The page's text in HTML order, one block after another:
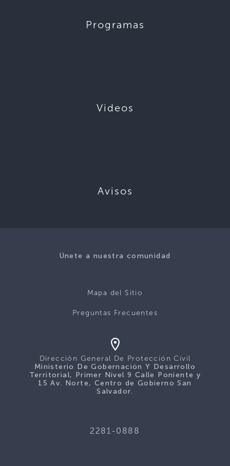
Programas
Videos
Avisos
Únete a nuestra comunidad
Mapa del Sitio
Preguntas Frecuentes
Dirección General De Protección Civil
Ministerio De Gobernación Y Desarrollo
Territorial, Primer Nivel 9 Calle Poniente y
15 Av. Norte, Centro de Gobierno San
Salvador.
2281-0888